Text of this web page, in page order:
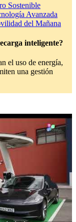
Sostenible
Avanzada
del Mañana
inteligente?
el uso de energía,
una gestión